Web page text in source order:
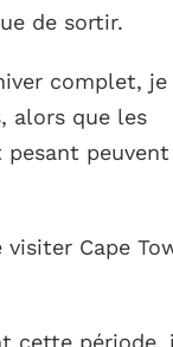
de sortir.
complet, je
alors que les
peuvent
Cape
cette période,